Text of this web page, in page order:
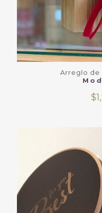
Arreglo de
$